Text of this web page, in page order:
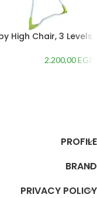
High Chair, 3 Levels,
2.200,00EGP
PROFILE
BRAND
PRIVACY POLICY